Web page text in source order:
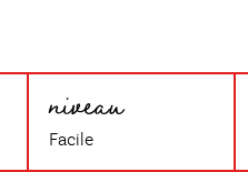
niveau
Facile